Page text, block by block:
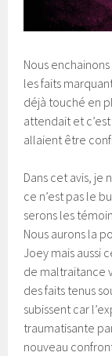
Nous
les faits
déjà touché en
attendait et
allaient être
Dans cet avis, je
ce n’est pas le
serons les
Nous aurons la
Joey mais aussi
de maltraitance
des faits tenus
subissent car
traumatisante
nouveau